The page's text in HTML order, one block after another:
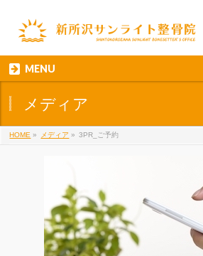
MENU
メディア
HOME » メディア » 3PR_ご予約